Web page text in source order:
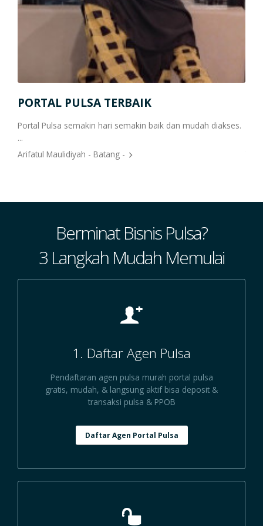
PORTAL PULSA TERBAIK
Portal Pulsa semakin hari semakin baik dan mudah diakses.
...
Arifatul Maulidiyah - Batang -
Berminat Bisnis Pulsa?
3 Langkah Mudah Memulai
1. Daftar Agen Pulsa
Pendaftaran agen pulsa murah portal pulsa
gratis, mudah, & langsung aktif bisa deposit &
transaksi pulsa & PPOB
Daftar Agen Portal Pulsa